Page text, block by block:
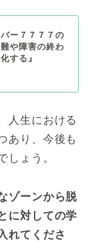
ー７７７７の
や障害の終わ
する』
人生における
あり、今後も
しょう。
ゾーンから脱
に対しての学
れてくださ